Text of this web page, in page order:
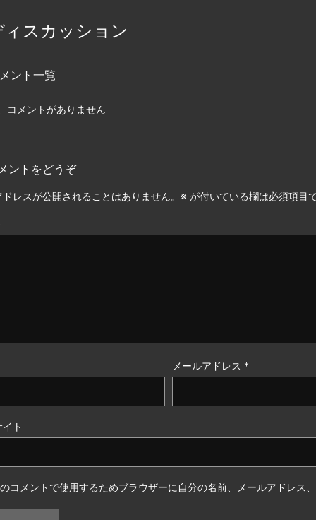
ィスカッション
ント一覧
コメントがありません
ントをどうぞ
レスが公開されることはありません。 ※ が付いている欄は必須項目
メールアドレス *
ト
コメントで使用するためブラウザーに自分の名前、メールアドレス